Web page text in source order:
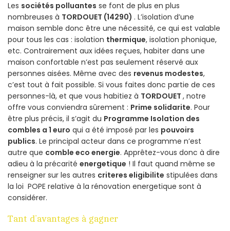
Les sociétés polluantes se font de plus en plus
nombreuses à TORDOUET (14290) . L’isolation d’une
maison semble donc être une nécessité, ce qui est valable
pour tous les cas : isolation thermique, isolation phonique,
etc. Contrairement aux idées reçues, habiter dans une
maison confortable n’est pas seulement réservé aux
personnes aisées. Même avec des revenus modestes,
c’est tout à fait possible. Si vous faites donc partie de ces
personnes-là, et que vous habitiez à TORDOUET , notre
offre vous conviendra sûrement : Prime solidarite. Pour
être plus précis, il s’agit du Programme Isolation des
combles a 1 euro qui a été imposé par les pouvoirs
publics. Le principal acteur dans ce programme n’est
autre que comble eco energie. Apprêtez-vous donc à dire
adieu à la précarité energetique ! Il faut quand même se
renseigner sur les autres criteres eligibilite stipulées dans
la loi POPE relative à la rénovation energetique sont à
considérer.
Tant d’avantages à gagner